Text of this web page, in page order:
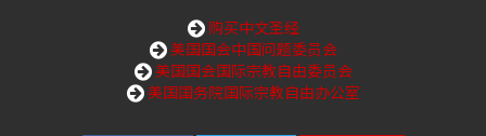
购买中文圣经
美国国会中国问题委员会
美国国会国际宗教自由委员会
美国国务院国际宗教自由办公室